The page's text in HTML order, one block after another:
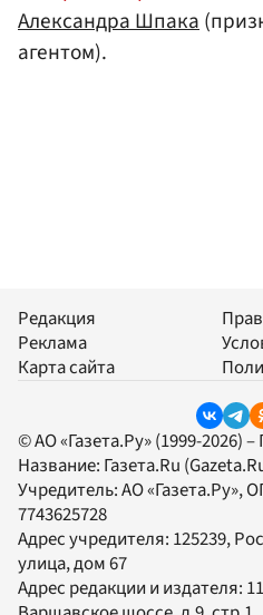
Александра Шпака
агентом).
Редакция
Реклама
Карта сайта
© АО «Газета.Ру» (1999-2026)
Название: Газета.Ru
Учредитель:АО «Газета.Ру»,
7743625728
Адрес учредителя: 125239,
улица, дом 67
Адрес редакции и издателя: